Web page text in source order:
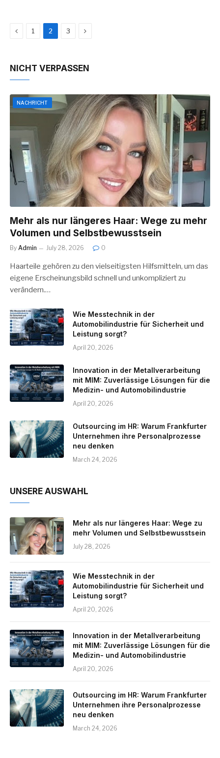
Previous
1 2 3 Next
NICHT VERPASSEN
NACHRICHT
Mehr als nur längeres Haar: Wege zu mehr
Volumen und Selbstbewusstsein
By Admin July 28, 2026 0
Haarteile gehören zu den vielseitigsten Hilfsmitteln, um das
eigene Erscheinungsbild schnell und unkompliziert zu
verändern.…
Wie Messtechnik in der
Automobilindustrie für Sicherheit und
Leistung sorgt?
April 20, 2026
Innovation in der Metallverarbeitung
mit MIM: Zuverlässige Lösungen für die
Medizin- und Automobilindustrie
April 20, 2026
Outsourcing im HR: Warum Frankfurter
Unternehmen ihre Personalprozesse
neu denken
March 24, 2026
UNSERE AUSWAHL
Mehr als nur längeres Haar: Wege zu
mehr Volumen und Selbstbewusstsein
July 28, 2026
Wie Messtechnik in der
Automobilindustrie für Sicherheit und
Leistung sorgt?
April 20, 2026
Innovation in der Metallverarbeitung
mit MIM: Zuverlässige Lösungen für die
Medizin- und Automobilindustrie
April 20, 2026
Outsourcing im HR: Warum Frankfurter
Unternehmen ihre Personalprozesse
neu denken
March 24, 2026